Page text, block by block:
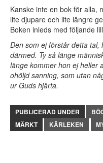
Kanske inte en bok för alla,
lite djupare och lite längre
Boken inleds med följande
Den som ej förstår detta
därmed. Ty så länge
länge kommer hon ej heller
ohöljd sanning, som utan
ur Guds hjärta.
PUBLICERAD UNDER
MÄRKT
KÄRLEKEN